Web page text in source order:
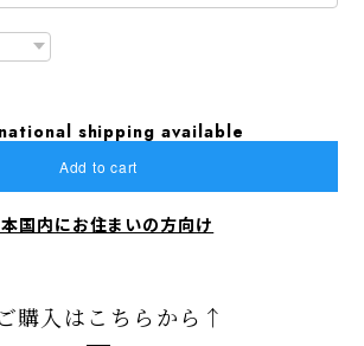
shipping available
Add to cart
国内にお住まいの方向け
購入はこちらから↑